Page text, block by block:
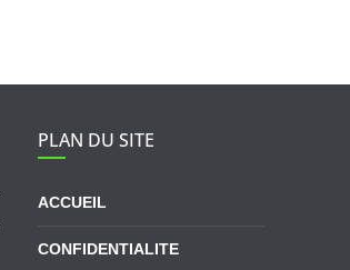
PLAN DU SITE
ACCUEIL
CONFIDENTIALITE